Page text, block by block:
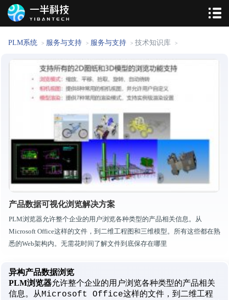
PLM系统 > 服务与支持 > 服务与支持 > 技术知识库 >
产品数据可视化浏览解决方案
PLM浏览器允许整个企业的用户浏览各种类型的产品相关信息。从
Microsoft Office这样的文件，到二维工程图和三维模型。所有这些都在熟
悉的Web架构内。无需花时间了解文件到底保存在哪里
异构产品数据浏览
PLM浏览器允许整个企业的用户浏览各种类型的产品相关
信息。从Microsoft Office这样的文件，到二维工程